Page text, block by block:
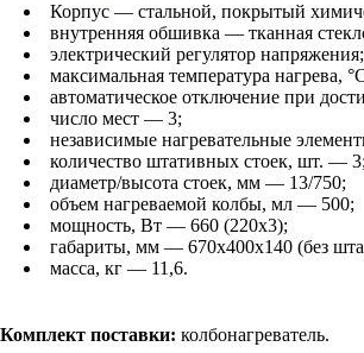
Корпус — стальной, покрытый
внутренняя обшивка — тканная
электрический регулятор напряжения;
максимальная температура нагрева,
автоматическое отключение при
число мест — 3;
независимые нагревательные
количество штативных стоек, шт. — 3;
диаметр/высота стоек, мм — 13/750;
объем нагреваемой колбы, мл — 500;
мощность, Вт — 660 (220х3);
габариты, мм — 670х400х140 (без
масса, кг — 11,6.
Комплект поставки: колбонагреватель.